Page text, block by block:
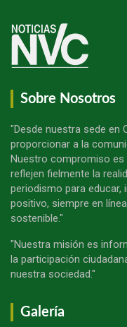
Sobre Nosotros
"Desde nuestra sede en
proporcionar a la
Nuestro compromiso es
reflejen fielmente la
periodismo para educar,
positivo, siempre en
sostenible."
"Nuestra misión es
la participación
nuestra sociedad."
Galería